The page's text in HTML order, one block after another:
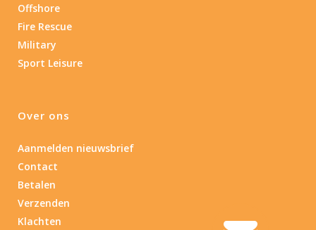
Offshore
Fire Rescue
Military
Sport Leisure
Over ons
Aanmelden nieuwsbrief
Contact
Betalen
Verzenden
Klachten